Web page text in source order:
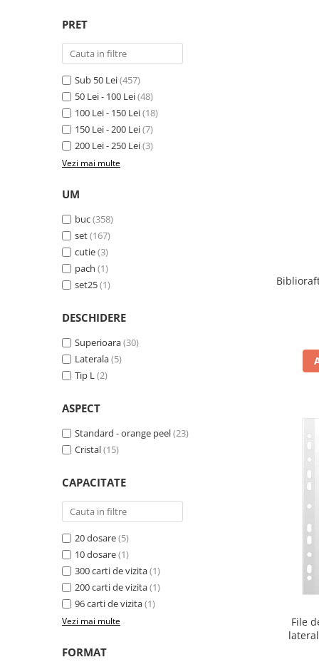
Dosare de prezentare
Dosare din carton
Dosare din plastic
Dosare suspendabile
Etichete bibliorafturi
File de protectie
Index autoadeziv
Mape din carton
Mape din plastic
Separatoare index
Suporturi pentru dosare
suspendabile
Articole din hartie
Caiete de birou
Cuburi din hartie
Hartie pentru copiator si
imprimanta
Hartie si carton pentru print color
Notite autoadezive
Registre si repertoare
Role hartie pentru fax si case de
Role hartie pentru plotter
Instrumente de scris si corectura
PRET
Sub 50 Lei(457)
50 Lei - 100 Lei(48)
100 Lei - 150 Lei(18)
150 Lei - 200 Lei(7)
200 Lei - 250 Lei(3)
Vezi mai multe
UM
buc(358)
set(167)
cutie(3)
pach (1)
set25(1)
DESCHIDERE
Superioara(30)
Laterala(5)
Tip L(2)
ASPECT
Standard - orange peel(23)
Cristal(15)
CAPACITATE
20 dosare(5)
10 dosare(1)
300 carti de vizita(1)
200 carti de vizita(1)
96 carti de vizita(1)
Vezi mai multe
FORMAT
File